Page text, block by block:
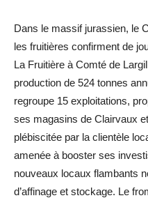
Dans le massif jurassien, le
les fruitières confirment de
La Fruitière à Comté de
production de 524 tonnes
regroupe 15 exploitations,
ses magasins de Clairvaux
plébiscitée par la clientèle
amenée à booster ses
nouveaux locaux flambants
d’affinage et stockage. Le